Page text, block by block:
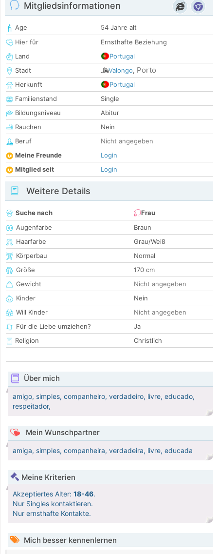
Mitgliedsinformationen
Age
54 Jahre alt
Hier für
Ernsthafte Beziehung
Land
Portugal
Stadt
Valongo, Porto
Herkunft
Portugal
Familienstand
Single
Bildungsniveau
Abitur
Rauchen
Nein
Beruf
Nicht angegeben
Meine Freunde
Login
Mitglied seit
Login
Weitere Details
Suche nach
Frau
Augenfarbe
Braun
Haarfarbe
Grau/Weiß
Körperbau
Normal
Größe
170 cm
Gewicht
Nicht angegeben
Kinder
Nein
Will Kinder
Nicht angegeben
Für die Liebe umziehen?
Ja
Religion
Christlich
Über mich
amigo, simples, companheiro, verdadeiro, livre, educado,
respeitador,
Mein Wunschpartner
amiga, simples, companheira, verdadeira, livre, educada
Meine Kriterien
Akzeptiertes Alter: 18-46.
Nur Singles kontaktieren.
Nur ernsthafte Kontakte.
Mich besser kennenlernen